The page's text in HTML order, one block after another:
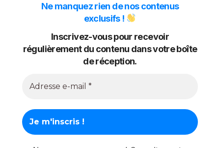
Ne manquez rien de nos contenus
exclusifs !
Inscrivez-vous pour recevoir
régulièrement du contenu dans votre boîte
de réception.